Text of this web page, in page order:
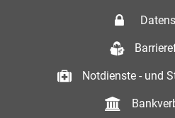
Notdienste - und